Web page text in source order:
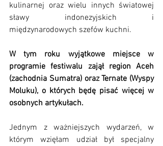
kulinarnej oraz wielu innych światowej
sławy indonezyjskich i
międzynarodowych szefów kuchni.
W tym roku wyjątkowe miejsce w
programie festiwalu zajął region Aceh
(zachodnia Sumatra) oraz Ternate (Wyspy
Moluku), o których będę pisać więcej w
osobnych artykułach.
Jednym z ważniejszych wydarzeń, w
którym wzięłam udział był specjalny